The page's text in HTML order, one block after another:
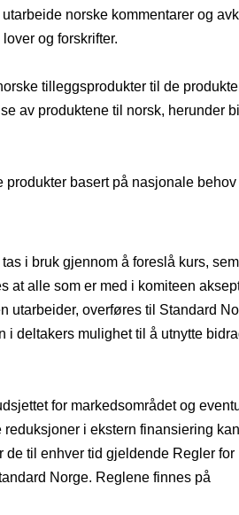
norske kommentarer og
og forskrifter.
tilleggsprodukter til de
av produktene til norsk, herunder
produkter basert på nasjonale
i bruk gjennom å foreslå kurs,
at alle som er med i komiteen
utarbeider, overføres til Standard
i deltakers mulighet til å utnytte
for markedsområdet og
i ekstern finansiering
til enhver tid gjeldende Regler for
Norge. Reglene finnes på